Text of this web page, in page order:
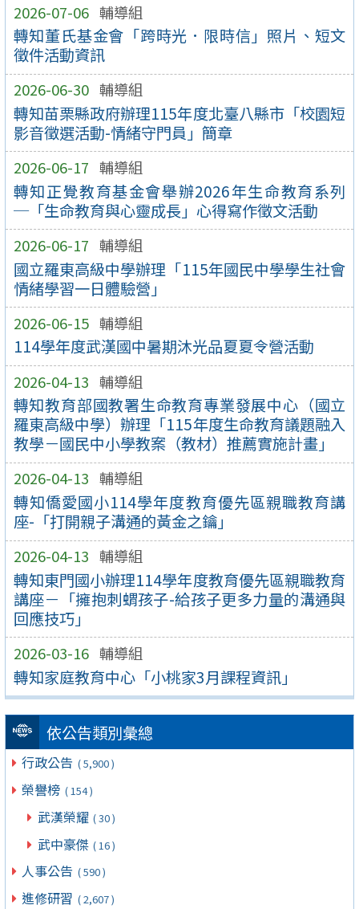
2026-07-06 輔導組
轉知董氏基金會「跨時光．限時信」照片、短文
徵件活動資訊
2026-06-30 輔導組
轉知苗栗縣政府辦理115年度北臺八縣市「校園短
影音徵選活動-情緒守門員」簡章
2026-06-17 輔導組
轉知正覺教育基金會舉辦2026年生命教育系列
─「生命教育與心靈成長」心得寫作徵文活動
2026-06-17 輔導組
國立羅東高級中學辦理「115年國民中學學生社會
情緒學習一日體驗營」
2026-06-15 輔導組
114學年度武漢國中暑期沐光品夏夏令營活動
2026-04-13 輔導組
轉知教育部國教署生命教育專業發展中心（國立
羅東高級中學）辦理「115年度生命教育議題融入
教學－國民中小學教案（教材）推薦實施計畫」
2026-04-13 輔導組
轉知僑愛國小114學年度教育優先區親職教育講
座-「打開親子溝通的黃金之鑰」
2026-04-13 輔導組
轉知東門國小辦理114學年度教育優先區親職教育
講座－「擁抱刺蝟孩子-給孩子更多力量的溝通與
回應技巧」
2026-03-16 輔導組
轉知家庭教育中心「小桃家3月課程資訊」
依公告類別彙總
行政公告 ( 5,900 )
榮譽榜 ( 154 )
武漢榮耀 ( 30 )
武中豪傑 ( 16 )
人事公告 ( 590 )
進修研習 ( 2,607 )